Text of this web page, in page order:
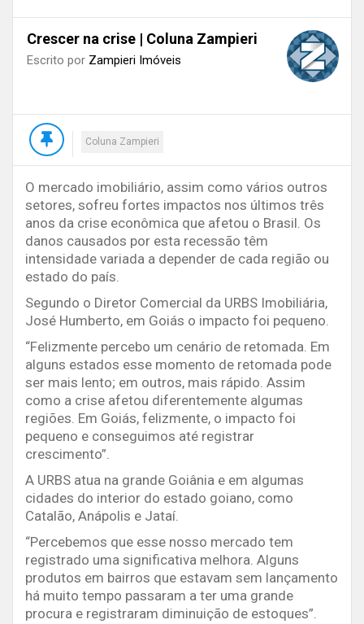
Crescer na crise | Coluna Zampieri
Escrito por Zampieri Imóveis
Coluna Zampieri
O mercado imobiliário, assim como vários outros
setores, sofreu fortes impactos nos últimos três
anos da crise econômica que afetou o Brasil. Os
danos causados por esta recessão têm
intensidade variada a depender de cada região ou
estado do país.
Segundo o Diretor Comercial da URBS Imobiliária,
José Humberto, em Goiás o impacto foi pequeno.
“Felizmente percebo um cenário de retomada. Em
alguns estados esse momento de retomada pode
ser mais lento; em outros, mais rápido. Assim
como a crise afetou diferentemente algumas
regiões. Em Goiás, felizmente, o impacto foi
pequeno e conseguimos até registrar
crescimento”.
A URBS atua na grande Goiânia e em algumas
cidades do interior do estado goiano, como
Catalão, Anápolis e Jataí.
“Percebemos que esse nosso mercado tem
registrado uma significativa melhora. Alguns
produtos em bairros que estavam sem lançamento
há muito tempo passaram a ter uma grande
procura e registraram diminuição de estoques”.